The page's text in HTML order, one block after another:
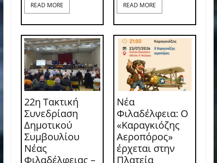
READ MORE READ MORE
22η Τακτική
Συνεδρίαση
Δημοτικού
Συμβουλίου
Νέας
Φιλαδέλφειας –
Νέα
Φιλαδέλφεια: Ο
«Καραγκιόζης
Αεροπόρος»
έρχεται στην
Πλατεία